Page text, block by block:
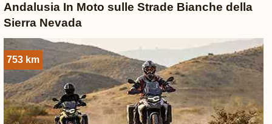
Andalusia In Moto sulle Strade Bianche della
Sierra Nevada
753 km